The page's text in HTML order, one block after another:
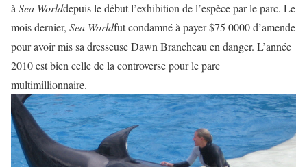
à Sea Worlddepuis le début l’exhibition de l’espèce par le parc. Le
mois dernier, Sea Worldfut condamné à payer $75 0000 d’amende
pour avoir mis sa dresseuse Dawn Brancheau en danger. L’année
2010 est bien celle de la controverse pour le parc
multimillionnaire.